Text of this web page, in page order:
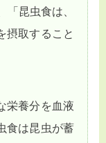
「昆虫食は、
摂取すること
栄養分を血液
食は昆虫が蓄